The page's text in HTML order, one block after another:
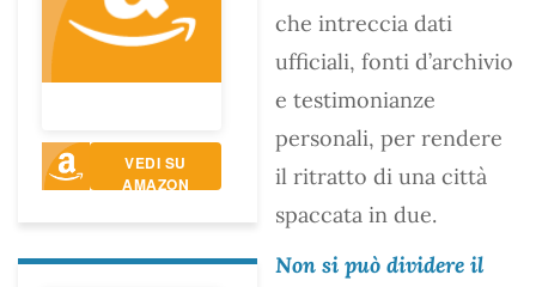
VEDI SU
AMAZON
che intreccia dati
ufficiali, fonti d’archivio
e testimonianze
personali, per rendere
il ritratto di una città
spaccata in due.
Non si può dividere il